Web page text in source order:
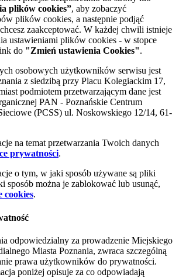
plików cookies”, aby zobaczyć
plików cookies, a następnie podjąć
zaakceptować. W każdej chwili istnieje
ustawieniami plików cookies - w stopce
do "Zmień ustawienia Cookies".
osobowych użytkowników serwisu jest
z siedzibą przy Placu Kolegiackim 17,
podmiotem przetwarzającym dane jest
PAN - Poznańskie Centrum
(PCSS) ul. Noskowskiego 12/14, 61-
na temat przetwarzania Twoich danych
prywatności.
o tym, w jaki sposób używane są pliki
sposób można je zablokować lub usunąć,
cookies.
odpowiedzialny za prowadzenie Miejskiego
Miasta Poznania, zwraca szczególną
prawa użytkowników do prywatności.
poniżej opisuje za co odpowiadają